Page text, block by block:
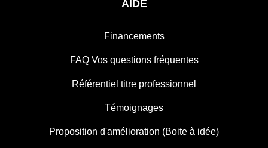
AIDE
Financements
FAQ Vos questions fréquentes
Référentiel titre professionnel
Témoignages
Proposition d'amélioration (Boite à idée)